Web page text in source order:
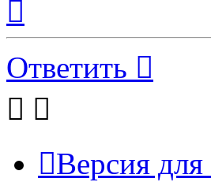
началу
Ответить
Версия для